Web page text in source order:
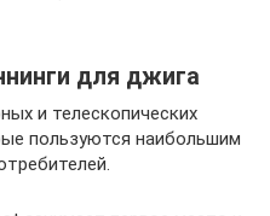
для джига
и телескопических
пользуются наибольшим